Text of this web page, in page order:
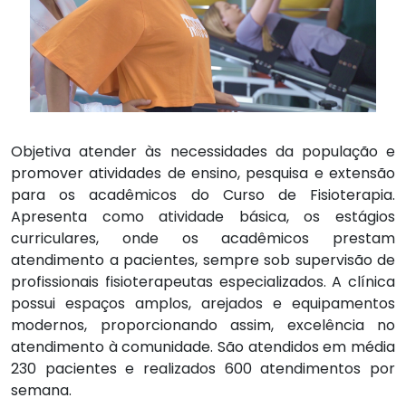
Objetiva atender às necessidades da população e
promover atividades de ensino, pesquisa e extensão
para os acadêmicos do Curso de Fisioterapia.
Apresenta como atividade básica, os estágios
curriculares, onde os acadêmicos prestam
atendimento a pacientes, sempre sob supervisão de
profissionais fisioterapeutas especializados. A clínica
possui espaços amplos, arejados e equipamentos
modernos, proporcionando assim, excelência no
atendimento à comunidade. São atendidos em média
230 pacientes e realizados 600 atendimentos por
semana.